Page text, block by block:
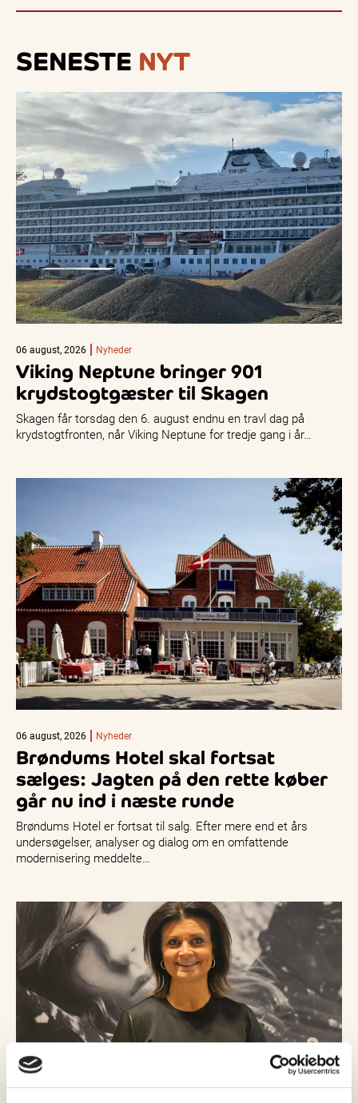
SENESTE NYT
06 august, 2026 Nyheder
Viking Neptune bringer 901
krydstogtgæster til Skagen
Skagen får torsdag den 6. august endnu en travl dag på
krydstogtfronten, når Viking Neptune for tredje gang i år…
06 august, 2026 Nyheder
Brøndums Hotel skal fortsat
sælges: Jagten på den rette køber
går nu ind i næste runde
Brøndums Hotel er fortsat til salg. Efter mere end et års
undersøgelser, analyser og dialog om en omfattende
modernisering meddelte…